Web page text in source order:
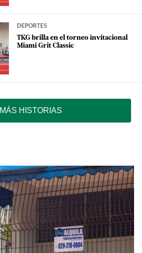
DEPORTES
TKG brilla en el torneo invitacional
Miami Grit Classic
MÁS HISTORIAS